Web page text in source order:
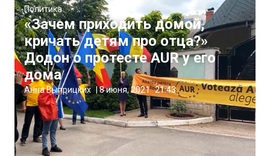
Политика
«Зачем приходить домой,
кричать детям про отца?»
Додон о протесте AUR у его
дома
Анна Выприцких |8 июня, 2021 21:43